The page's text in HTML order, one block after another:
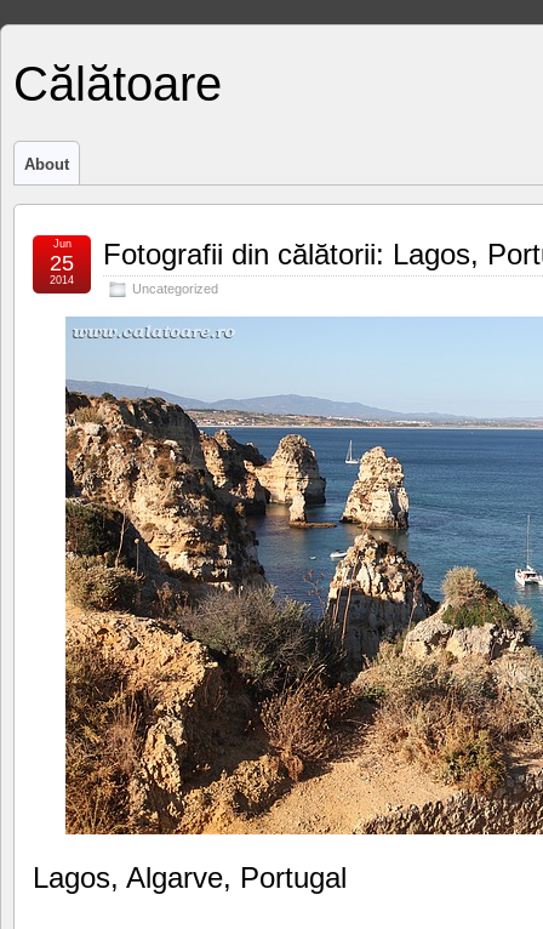
Călătoare
About
Fotografii din călătorii: Lagos,
Uncategorized
Jun
25
2014
Lagos, Algarve, Portugal